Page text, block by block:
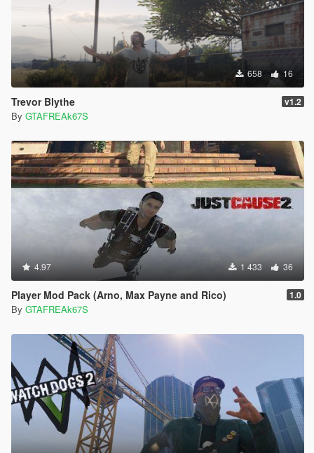
658 16
Trevor Blythe v1.2
By GTAFREAk67S
4.97 1 433 36
Player Mod Pack (Arno, Max Payne and Rico) 1.0
By GTAFREAk67S